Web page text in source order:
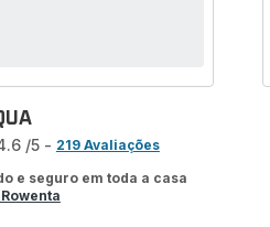
/5 - 219 Avaliações
e seguro em toda a casa